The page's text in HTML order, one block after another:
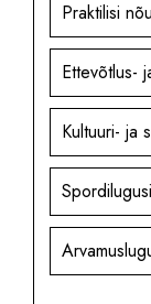
Praktilisi
Ettevõtlus-
Kultuuri- ja